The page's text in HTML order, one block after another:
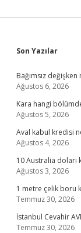
Son Yazılar
Bağımsız
Ağustos 6, 2026
Kara hangi
Ağustos 5, 2026
Aval kabul kredisi
Ağustos 4, 2026
10 Australia doları
Ağustos 3, 2026
1 metre çelik boru
Temmuz 30, 2026
İstanbul Cevahir
Temmuz 30, 2026